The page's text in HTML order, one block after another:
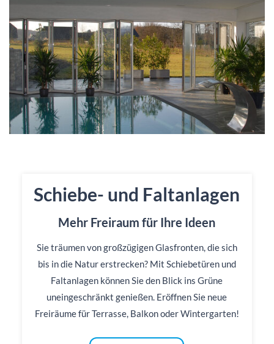
Schiebe- und Faltanlagen
Mehr Freiraum für Ihre Ideen
Sie träumen von großzügigen Glasfronten, die sich
bis in die Natur erstrecken? Mit Schiebetüren und
Faltanlagen können Sie den Blick ins Grüne
uneingeschränkt genießen. Eröffnen Sie neue
Freiräume für Terrasse, Balkon oder Wintergarten!